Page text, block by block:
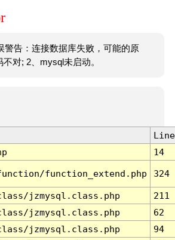
警告：连接数据库失败，可能的原
对; 2、mysql未启动。
Line
14
function_extend.php 324
jzmysql.class.php
211
jzmysql.class.php
62
jzmysql.class.php
94